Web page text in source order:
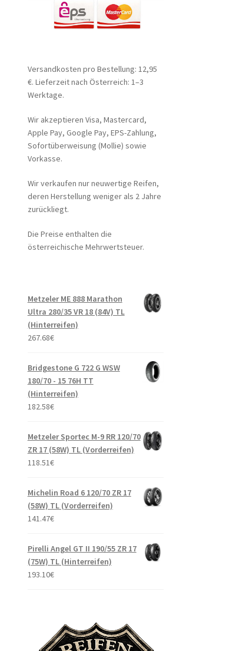
Versandkosten pro Bestellung: 12,95
€. Lieferzeit nach Österreich: 1–3
Werktage.
Wir akzeptieren Visa, Mastercard,
Apple Pay, Google Pay, EPS-Zahlung,
Sofortüberweisung (Mollie) sowie
Vorkasse.
Wir verkaufen nur neuwertige Reifen,
deren Herstellung weniger als 2 Jahre
zurückliegt.
Die Preise enthalten die
österreichische Mehrwertsteuer.
Metzeler ME 888 Marathon
Ultra 280/35 VR 18 (84V) TL
(Hinterreifen)
267.68€
Bridgestone G 722 G WSW
180/70 - 15 76H TT
(Hinterreifen)
182.58€
Metzeler Sportec M-9 RR 120/70
ZR 17 (58W) TL (Vorderreifen)
118.51€
Michelin Road 6 120/70 ZR 17
(58W) TL (Vorderreifen)
141.47€
Pirelli Angel GT II 190/55 ZR 17
(75W) TL (Hinterreifen)
193.10€